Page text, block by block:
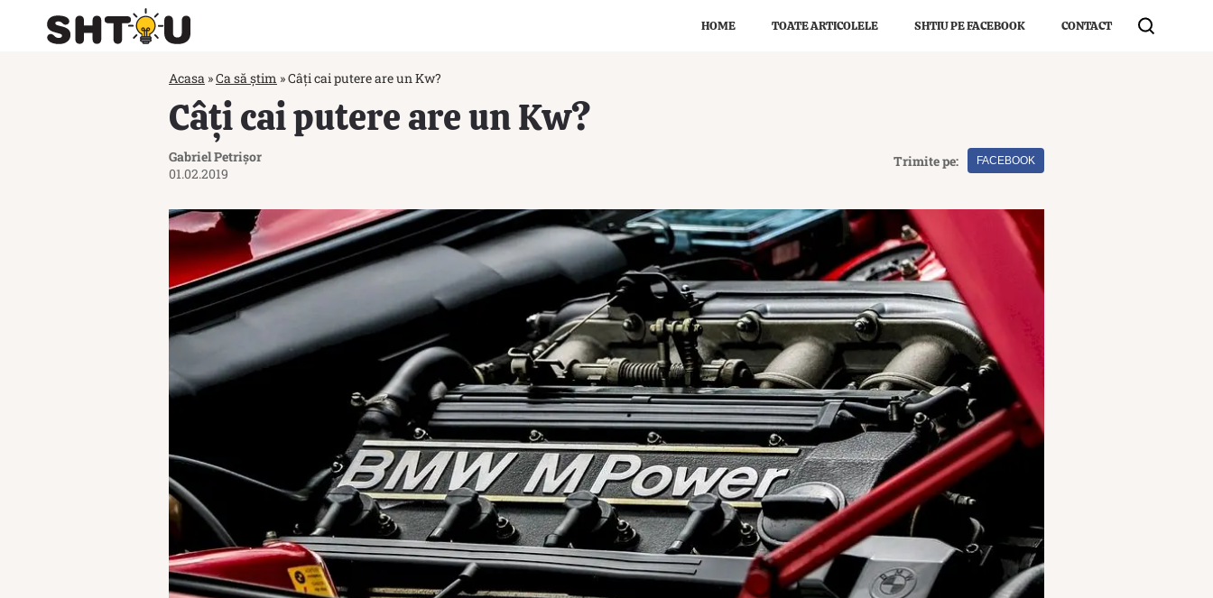
HOME TOATE ARTICOLELE SHTIU PE FACEBOOK CONTACT
Acasa »Ca să știm »Câți cai putere are un Kw?
Câți cai putere are un Kw?
Gabriel Petrișor
01.02.2019
Trimite pe: FACEBOOK